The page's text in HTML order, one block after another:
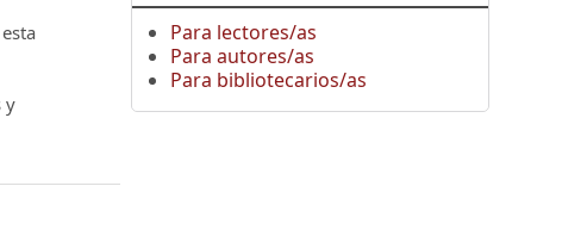
y
Para lectores/as
Para autores/as
Para bibliotecarios/as